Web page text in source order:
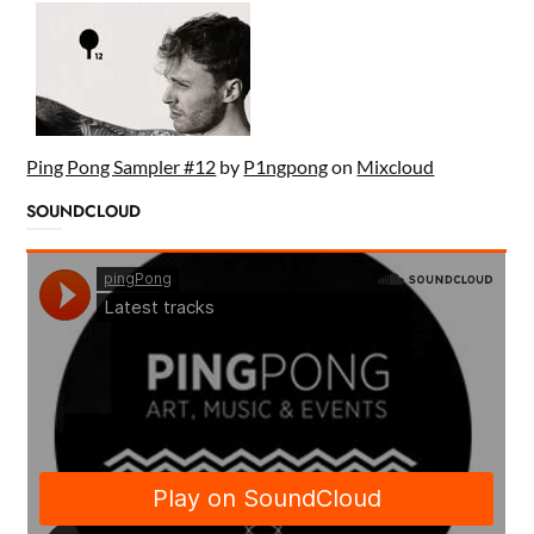
Ping Pong Sampler #12 by P1ngpongon Mixcloud
SOUNDCLOUD